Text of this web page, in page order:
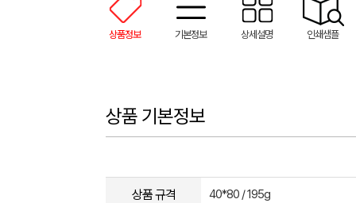
상품정보 기본정보 상세설명 인쇄샘플
상품 기본정보
상품 규격 40*80 / 195g